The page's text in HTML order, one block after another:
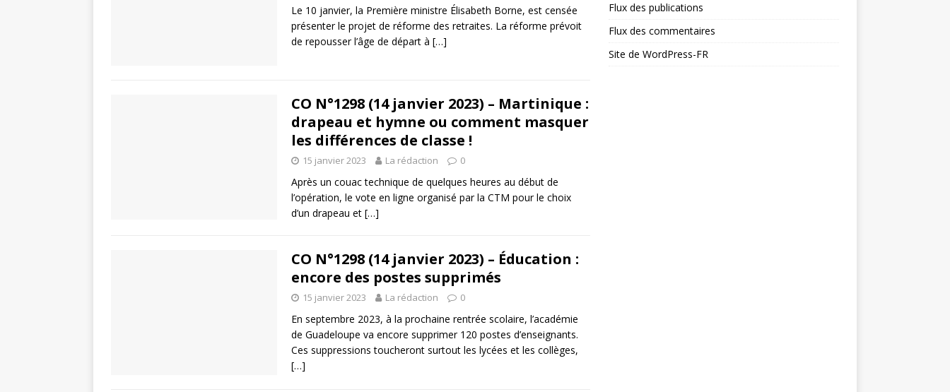
Le 10 janvier, la Première ministre Élisabeth Borne, est censée
présenter le projet de réforme des retraites. La réforme prévoit
de repousser l’âge de départ à […]
CO N°1298 (14 janvier 2023) – Martinique :
drapeau et hymne ou comment masquer
les différences de classe !
15 janvier 2023 La rédaction 0
Après un couac technique de quelques heures au début de
l’opération, le vote en ligne organisé par la CTM pour le choix
d’un drapeau et […]
CO N°1298 (14 janvier 2023) – Éducation :
encore des postes supprimés
15 janvier 2023 La rédaction 0
En septembre 2023, à la prochaine rentrée scolaire, l’académie
de Guadeloupe va encore supprimer 120 postes d’enseignants.
Ces suppressions toucheront surtout les lycées et les collèges,
[…]
Flux des publications
Flux des commentaires
Site de WordPress-FR